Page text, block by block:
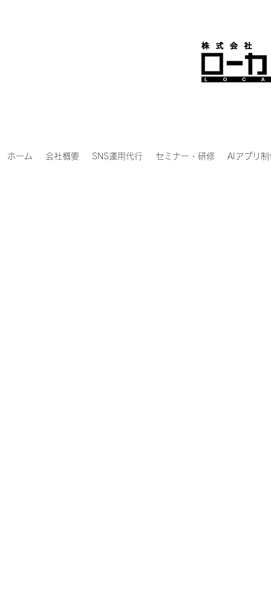
ホーム 会社概要 SNS運用代行 セミナー・研修 AIアプリ制